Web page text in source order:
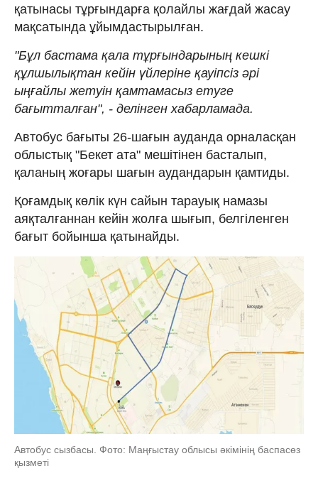
қатынасы тұрғындарға қолайлы жағдай жасау
мақсатында ұйымдастырылған.
"Бұл бастама қала тұрғындарының кешкі
құлшылықтан кейін үйлеріне қауіпсіз әрі
ыңғайлы жетуін қамтамасыз етуге
бағытталған", - делінген хабарламада.
Автобус бағыты 26-шағын ауданда орналасқан
облыстық "Бекет ата" мешітінен басталып,
қаланың жоғары шағын аудандарын қамтиды.
Қоғамдық көлік күн сайын тарауық намазы
аяқталғаннан кейін жолға шығып, белгіленген
бағыт бойынша қатынайды.
Автобус сызбасы. Фото: Маңғыстау облысы әкімінің баспасөз
қызметі